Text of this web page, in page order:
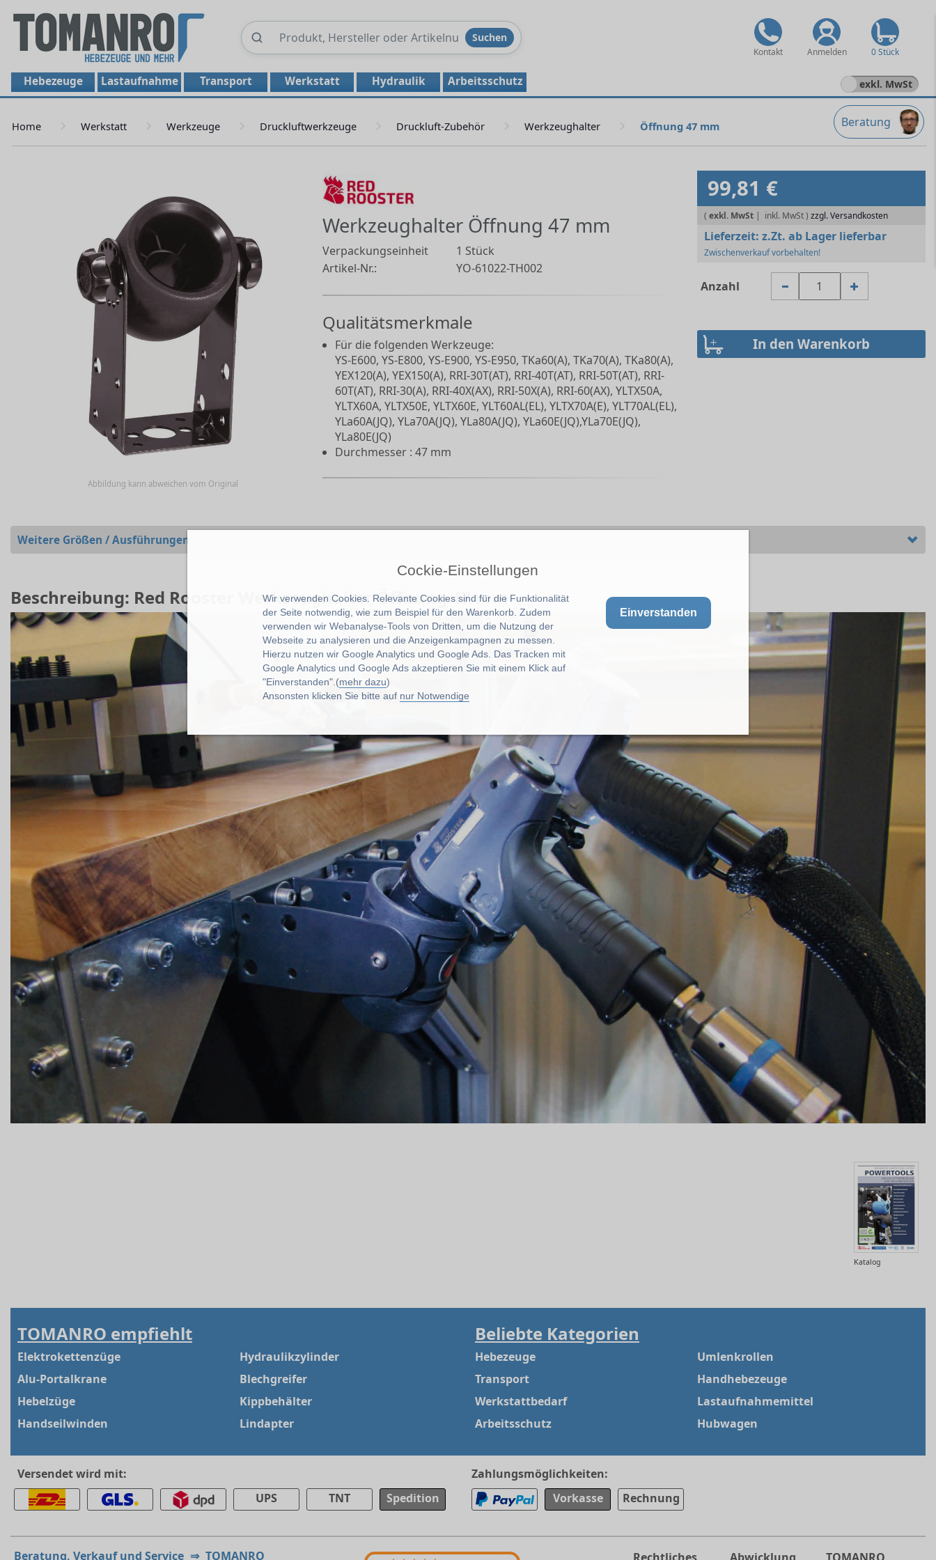
Cockie-Einstellungen
Wir verwenden Cookies. Relevante Cookies sind für die Funktionalität
der Seite notwendig, wie zum Beispiel für den Warenkorb. Zudem
verwenden wir Webanalyse-Tools von Dritten, um die Nutzung der
Webseite zu analysieren und die Anzeigenkampagnen zu messen.
Hierzu nutzen wir Google Analytics und Google Ads. Das Tracken mit
Google Analytics und Google Ads akzeptieren Sie mit einem Klick auf
"Einverstanden".(mehr dazu)
Ansonsten klicken Sie bitte auf nur Notwendige
Einverstanden
Produkte
durchsuchen
Suchen
Kontakt Anmelden 0 Stück
Hebezeuge Lastaufnahme Transport Werkstatt Hydraulik Arbeitsschutz exkl. MwSt
Beratung
Home Werkstatt Werkzeuge Druckluftwerkzeuge Druckluft-Zubehör Werkzeughalter Öffnung 47 mm
Abbildung kann abweichen vom Original
Werkzeughalter Öffnung 47 mm
Verpackungseinheit
1 Stück
Artikel-Nr.:
YO-61022-TH002
Qualitätsmerkmale
Für die folgenden Werkzeuge:
YS-E600, YS-E800, YS-E900, YS-E950, TKa60(A), TKa70(A), TKa80(A),
YEX120(A), YEX150(A), RRI-30T(AT), RRI-40T(AT), RRI-50T(AT), RRI-
60T(AT), RRI-30(A), RRI-40X(AX), RRI-50X(A), RRI-60(AX), YLTX50A,
YLTX60A, YLTX50E, YLTX60E, YLT60AL(EL), YLTX70A(E), YLT70AL(EL),
YLa60A(JQ), YLa70A(JQ), YLa80A(JQ), YLa60E(JQ),YLa70E(JQ),
YLa80E(JQ)
Durchmesser : 47 mm
99,81 €
( exkl. MwSt | zzgl. Versandkosten
Lieferzeit: z.Zt. ab Lager lieferbar
Zwischenverkauf vorbehalten!
Anzahl
Weitere Größen / Ausführungen
Beschreibung: Red Rooster Werkzeughalter Öffnung 47 mm
Katalog
TOMANRO empfiehlt
Elektrokettenzüge
Alu-Portalkrane
Hebelzüge
Handseilwinden
Hydraulikzylinder
Blechgreifer
Kippbehälter
Lindapter
Beliebte Kategorien
Hebezeuge
Transport
Werkstattbedarf
Arbeitsschutz
Umlenkrollen
Handhebezeuge
Lastaufnahmemittel
Hubwagen
Versendet wird mit:
UPS
TNT Spedition
Zahlungsmöglichkeiten:
Vorkasse
Rechnung
Beratung, Verkauf und Service ⇒ TOMANRO